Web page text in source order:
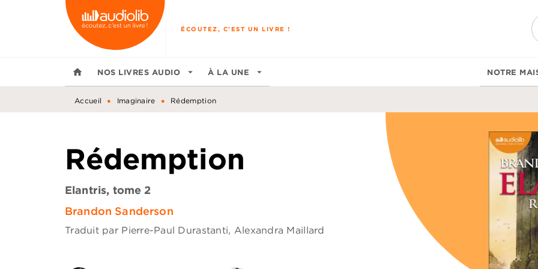
MENU RECHERCHE
ÉCOUTEZ, C'EST UN LIVRE !
home NOS LIVRES AUDIO arrow_drop_down À LA UNE arrow_drop_down NOTRE
Accueil • Imaginaire • Rédemption
Rédemption
Elantris, tome 2
Brandon Sanderson
Traduit par Pierre-Paul Durastanti, Alexandra Maillard